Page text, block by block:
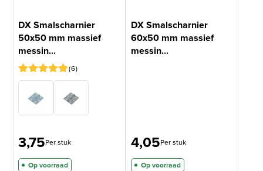
DX Smalscharnier
50x50 mm massief
messin...
Gewaardeerd
op 5
gebaseerd
6
6
3,75Per stuk
Op voorraad
DX Smalscharnier
60x50 mm massief
messin...
4,05Per stuk
Op voorraad